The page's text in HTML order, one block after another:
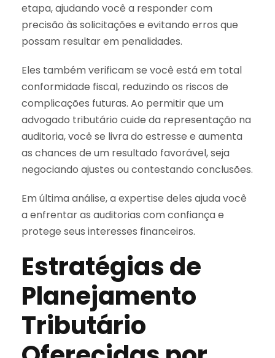
etapa, ajudando você a responder com
precisão às solicitações e evitando erros que
possam resultar em penalidades.
Eles também verificam se você está em total
conformidade fiscal, reduzindo os riscos de
complicações futuras. Ao permitir que um
advogado tributário cuide da representação na
auditoria, você se livra do estresse e aumenta
as chances de um resultado favorável, seja
negociando ajustes ou contestando conclusões.
Em última análise, a expertise deles ajuda você
a enfrentar as auditorias com confiança e
protege seus interesses financeiros.
Estratégias de
Planejamento
Tributário